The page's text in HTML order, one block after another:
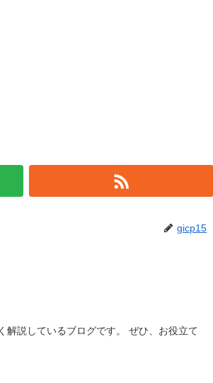
gicp15
解説しているブログです。 ぜひ、お役立て